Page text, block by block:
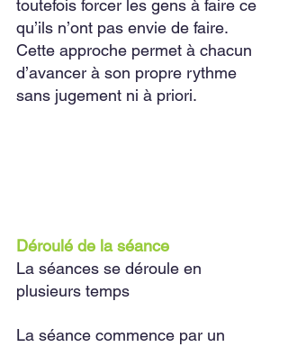
toutefois forcer les gens à faire ce
qu’ils n’ont pas envie de faire.
Cette approche permet à chacun
d’avancer à son propre rythme
sans jugement ni à priori.
Déroulé de la séance
La séances se déroule en
plusieurs temps
La séance commence par un